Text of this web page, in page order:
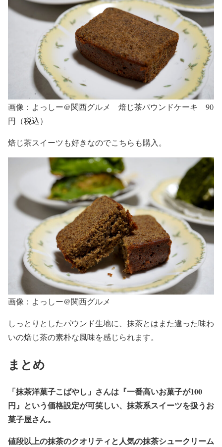
画像：よっしー@関西グルメ 焙じ茶パウンドケーキ 90
円（税込）
焙じ茶スイーツも好きなのでこちらも購入。
画像：よっしー@関西グルメ
しっとりとしたパウンド生地に、抹茶とはまた違った味わ
いの焙じ茶の素朴な風味を感じられます。
まとめ
「抹茶洋菓子こばやし」さんは『一番高いお菓子が100
円』という価格設定が可笑しい、抹茶系スイーツを扱うお
菓子屋さん。
値段以上の抹茶のクオリティと人気の抹茶シュークリーム